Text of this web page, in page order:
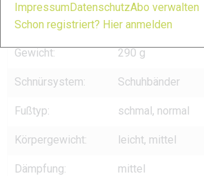
Sprengung: 6 mm
Gewicht: 290 g
Schnürsystem: Schuhbänder
Fußtyp: schmal, normal
Körpergewicht: leicht, mittel
Dämpfung: mittel
Impressum DatenschutzAbo verwalten
Schon registriert? Hier anmelden